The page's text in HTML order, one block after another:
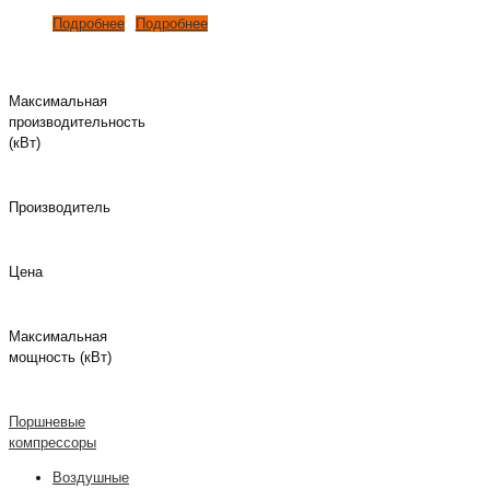
Подробнее Подробнее
Максимальная
производительность
(кВт)
Производитель
Цена
Максимальная
мощность (кВт)
Поршневые
компрессоры
Воздушные